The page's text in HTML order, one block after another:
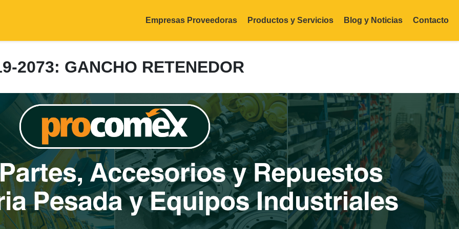
Empresas Proveedoras Productos y Servicios Blog y Noticias Contacto
2073: GANCHO RETENEDOR